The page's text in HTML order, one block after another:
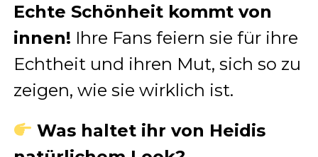
Echte Schönheit kommt von
innen! Ihre Fans feiern sie für ihre
Echtheit und ihren Mut, sich so zu
zeigen, wie sie wirklich ist.
Was haltet ihr von Heidis